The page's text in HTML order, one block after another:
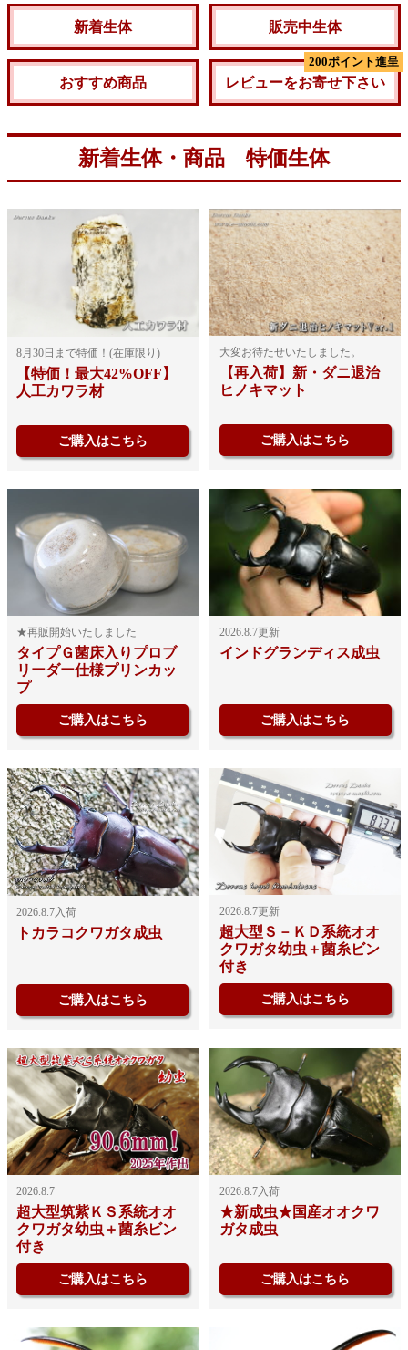
新着生体 販売中生体
おすすめ商品 レビューをお寄せ下さい
200ポイント進呈
新着生体・商品 特価生体
8月30日まで特価！(在庫限り)
【特価！最大42%OFF】
人工カワラ材
ご購入はこちら
大変お待たせいたしました。
【再入荷】新・ダニ退治
ヒノキマット
ご購入はこちら
★再販開始いたしました
タイプＧ菌床入りプロブ
リーダー仕様プリンカッ
プ
ご購入はこちら
2026.8.7更新
インドグランディス成虫
ご購入はこちら
2026.8.7入荷
トカラコクワガタ成虫
ご購入はこちら
2026.8.7更新
超大型Ｓ－ＫＤ系統オオ
クワガタ幼虫＋菌糸ビン
付き
ご購入はこちら
2026.8.7
超大型筑紫ＫＳ系統オオ
クワガタ幼虫＋菌糸ビン
付き
ご購入はこちら
2026.8.7入荷
★新成虫★国産オオクワ
ガタ成虫
ご購入はこちら